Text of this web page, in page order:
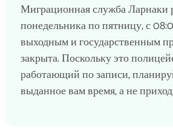
Миграционная служба Ларнаки
понедельника по пятницу, с
выходным и государственным
закрыта. Поскольку это
работающий по записи,
выданное вам время, а не